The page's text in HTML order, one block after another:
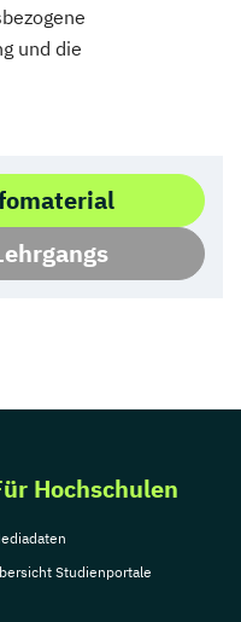
und die
Hochschulen
Studienportale